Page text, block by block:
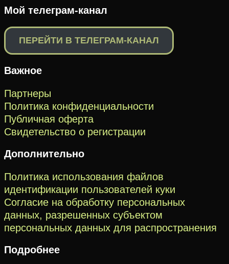
Мой телеграм-канал
ПЕРЕЙТИ В ТЕЛЕГРАМ-КАНАЛ
Важное
Партнеры
Политика конфиденциальности
Публичная оферта
Свидетельство о регистрации
Дополнительно
Политика использования файлов
идентификации пользователей куки
Согласие на обработку персональных
данных, разрешенных субъектом
персональных данных для распространения
Подробнее